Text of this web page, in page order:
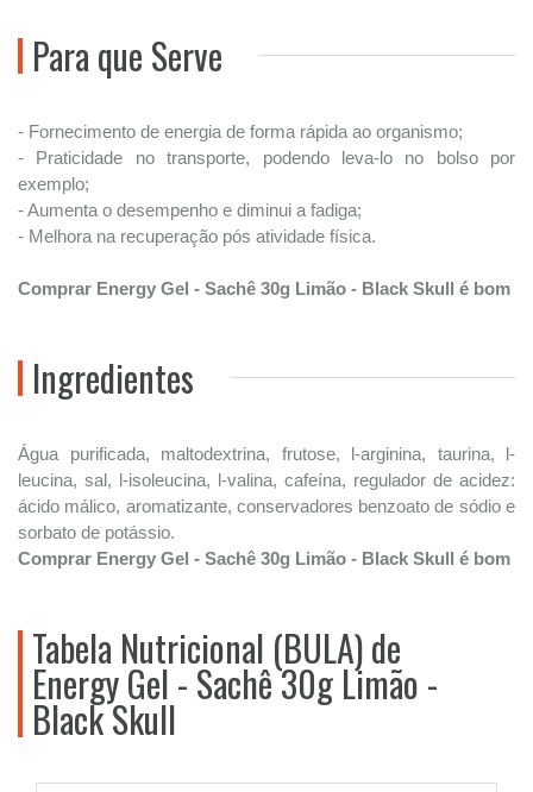
Para que Serve
- Fornecimento de energia de forma rápida ao organismo;
- Praticidade no transporte, podendo leva-lo no bolso por
exemplo;
- Aumenta o desempenho e diminui a fadiga;
- Melhora na recuperação pós atividade física.
Comprar Energy Gel - Sachê 30g Limão - Black Skull é bom
Ingredientes
Água purificada, maltodextrina, frutose, l-arginina, taurina, l-
leucina, sal, l-isoleucina, l-valina, cafeína, regulador de acidez:
ácido málico, aromatizante, conservadores benzoato de sódio e
sorbato de potássio.
Comprar Energy Gel - Sachê 30g Limão - Black Skull é bom
Tabela Nutricional (BULA) de
Energy Gel - Sachê 30g Limão -
Black Skull